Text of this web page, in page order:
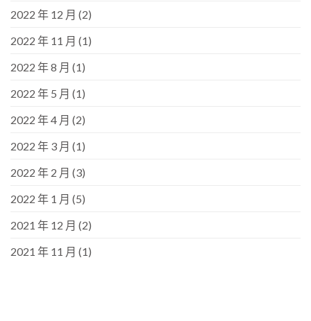
2022 年 12 月 (2)
2022 年 11 月 (1)
2022 年 8 月 (1)
2022 年 5 月 (1)
2022 年 4 月 (2)
2022 年 3 月 (1)
2022 年 2 月 (3)
2022 年 1 月 (5)
2021 年 12 月 (2)
2021 年 11 月 (1)